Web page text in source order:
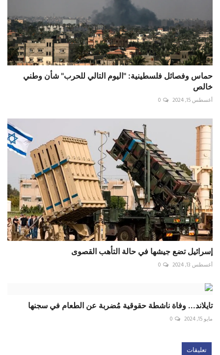
حماس وفصائل فلسطينية: "اليوم التالي للحرب" شأن وطني
خالص
أغسطس 15, 2024 0
إسرائيل تضع جيشها في حالة التأهب القصوى
أغسطس 13, 2024 0
تايلاند... وفاة ناشطة حقوقية مُضربة عن الطعام في سجنها
مايو 15, 2024 0
تعليقات